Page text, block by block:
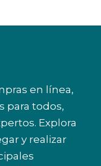
en línea,
para todos,
Explora
y realizar